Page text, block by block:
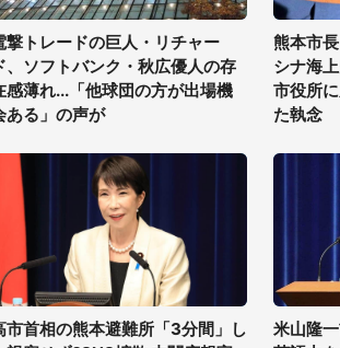
撃トレードの巨人・リチャー
、ソフトバンク・秋広優人の存
感薄れ...「他球団の方が出場機
ある」の声が
熊本市
シナ海
市役所
た執念
市首相の熊本避難所「3分間」し
米山隆